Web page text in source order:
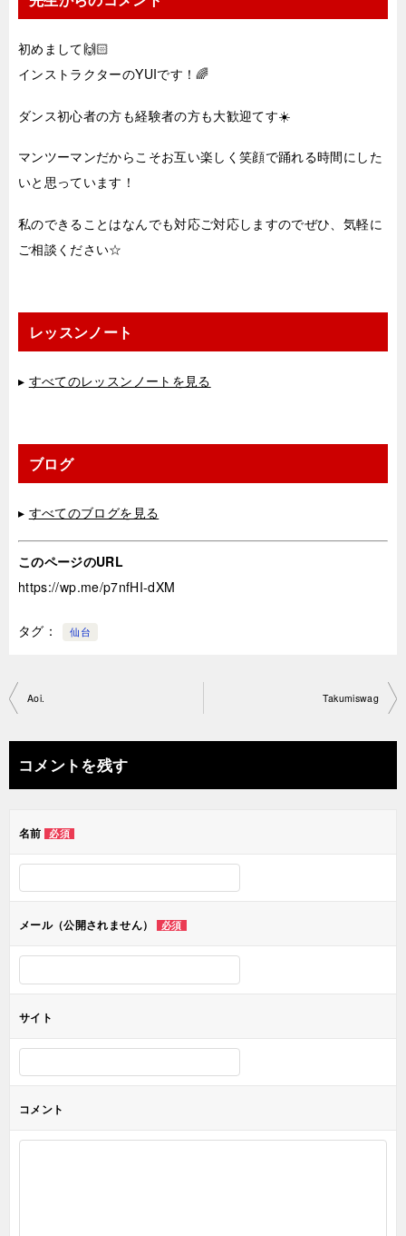
初めまして🙌🏻
インストラクターのYUIです！🌈
ダンス初心者の方も経験者の方も大歓迎てす☀️
マンツーマンだからこそお互い楽しく笑顔で踊れる時間にした
いと思っています！
私のできることはなんでも対応ご対応しますのでぜひ、気軽に
ご相談ください☆
レッスンノート
▸ すべてのレッスンノートを見る
ブログ
▸ すべてのブログを見る
このページのURL
https://wp.me/p7nfHI-dXM
タグ 仙台
投
ナ
ビ
ー
ン
Aoi. Takumiswag
コメントを残す
名前 必須
メール（公開されません） 必須
サイト
コメント